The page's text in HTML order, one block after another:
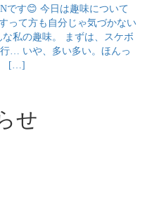
です😊 今日は趣味について
って方も自分じゃ気づかない
私の趣味。 まずは、スケボ
… いや、多い多い。ほんっ
) […]
せ